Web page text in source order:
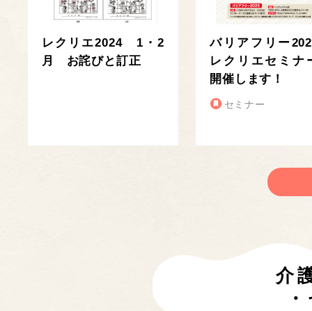
レクリエ2024 1・2
月 お詫びと訂正
バリアフリー
レクリエセミナ
開催します！
セミナー
介